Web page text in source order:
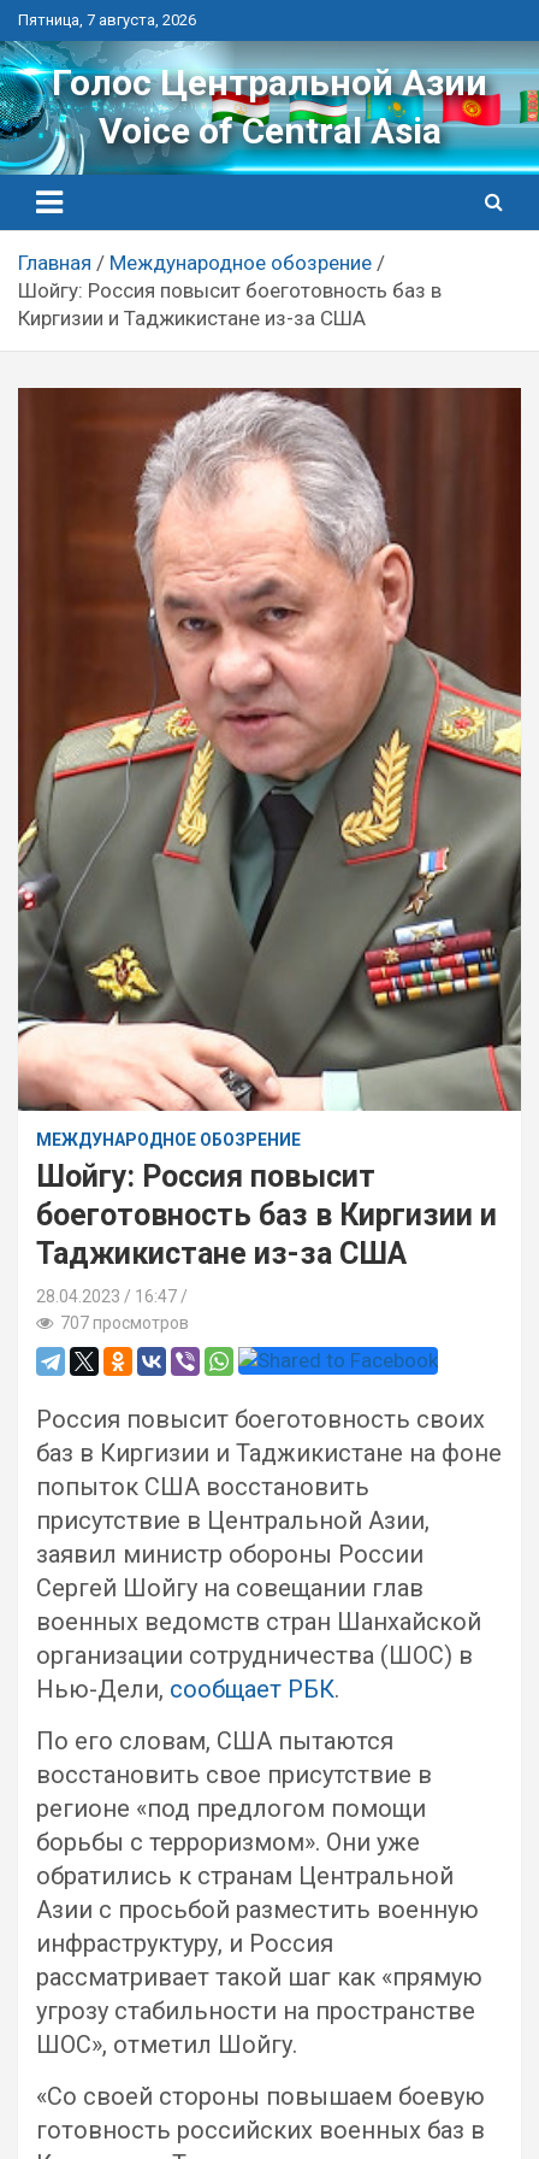
Перейти
к
контенту
Пятница, 7 августа, 2026
Голос Центральной Азии
Voice of Central Asia
Главная
Международное обозрение
Шойгу: Россия повысит боеготовность баз в
Киргизии и Таджикистане из-за США
МЕЖДУНАРОДНОЕ ОБОЗРЕНИЕ
Шойгу: Россия повысит
боеготовность баз в Киргизии и
Таджикистане из-за США
28.04.2023
16:47 /
707 просмотров
Россия повысит боеготовность своих
баз в Киргизии и Таджикистане на фоне
попыток США восстановить
присутствие в Центральной Азии,
заявил министр обороны России
Сергей Шойгу на совещании глав
военных ведомств стран Шанхайской
организации сотрудничества (ШОС) в
Нью-Дели, сообщает РБК.
По его словам, США пытаются
восстановить свое присутствие в
регионе «под предлогом помощи
борьбы с терроризмом». Они уже
обратились к странам Центральной
Азии с просьбой разместить военную
инфраструктуру, и Россия
рассматривает такой шаг как «прямую
угрозу стабильности на пространстве
ШОС», отметил Шойгу.
«Со своей стороны повышаем боевую
готовность российских военных баз в